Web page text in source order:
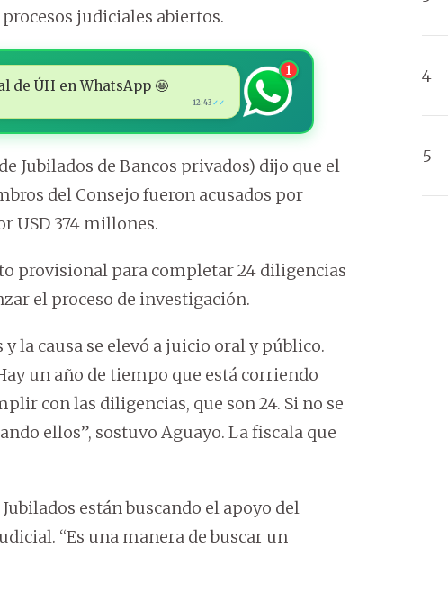
judiciales abiertos.
de ÚH en WhatsApp 🤩
12:43 ✓✓
1
Jubilados de Bancos privados) dijo que el
del Consejo fueron acusados por
USD 374 millones.
provisional para completar 24 diligencias
el proceso de investigación.
la causa se elevó a juicio oral y público.
un año de tiempo que está corriendo
con las diligencias, que son 24. Si no se
ellos”, sostuvo Aguayo. La fiscala que
están buscando el apoyo del
“Es una manera de buscar un